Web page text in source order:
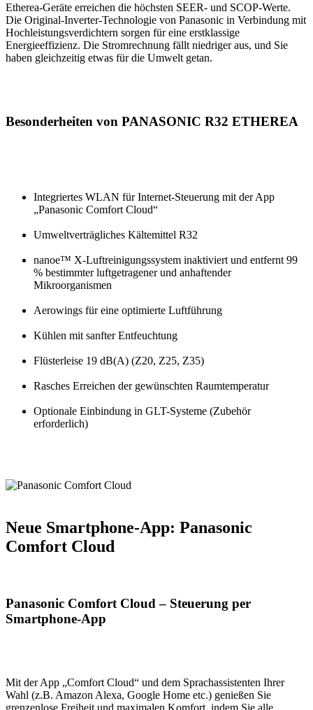
Etherea-Geräte erreichen die höchsten SEER- und SCOP-Werte.
Die Original-Inverter-Technologie von Panasonic in Verbindung mit
Hochleistungsverdichtern sorgen für eine erstklassige
Energieeffizienz. Die Stromrechnung fällt niedriger aus, und Sie
haben gleichzeitig etwas für die Umwelt getan.
Besonderheiten von PANASONIC R32 ETHEREA
Integriertes WLAN für Internet-Steuerung mit der App
„Panasonic Comfort Cloud“
Umweltverträgliches Kältemittel R32
nanoe™ X-Luftreinigungssystem inaktiviert und entfernt 99
% bestimmter luftgetragener und anhaftender
Mikroorganismen
Aerowings für eine optimierte Luftführung
Kühlen mit sanfter Entfeuchtung
Flüsterleise 19 dB(A) (Z20, Z25, Z35)
Rasches Erreichen der gewünschten Raumtemperatur
Optionale Einbindung in GLT-Systeme (Zubehör
erforderlich)
Neue Smartphone-App: Panasonic
Comfort Cloud
Panasonic Comfort Cloud – Steuerung per
Smartphone-App
Mit der App „Comfort Cloud“ und dem Sprachassistenten Ihrer
Wahl (z.B. Amazon Alexa, Google Home etc.) genießen Sie
grenzenlose Freiheit und maximalen Komfort, indem Sie alle